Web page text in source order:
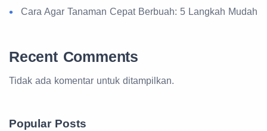
Cara Agar Tanaman Cepat Berbuah: 5 Langkah Mudah
Recent Comments
Tidak ada komentar untuk ditampilkan.
Popular Posts